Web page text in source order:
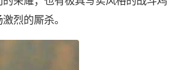
烈的厮杀。